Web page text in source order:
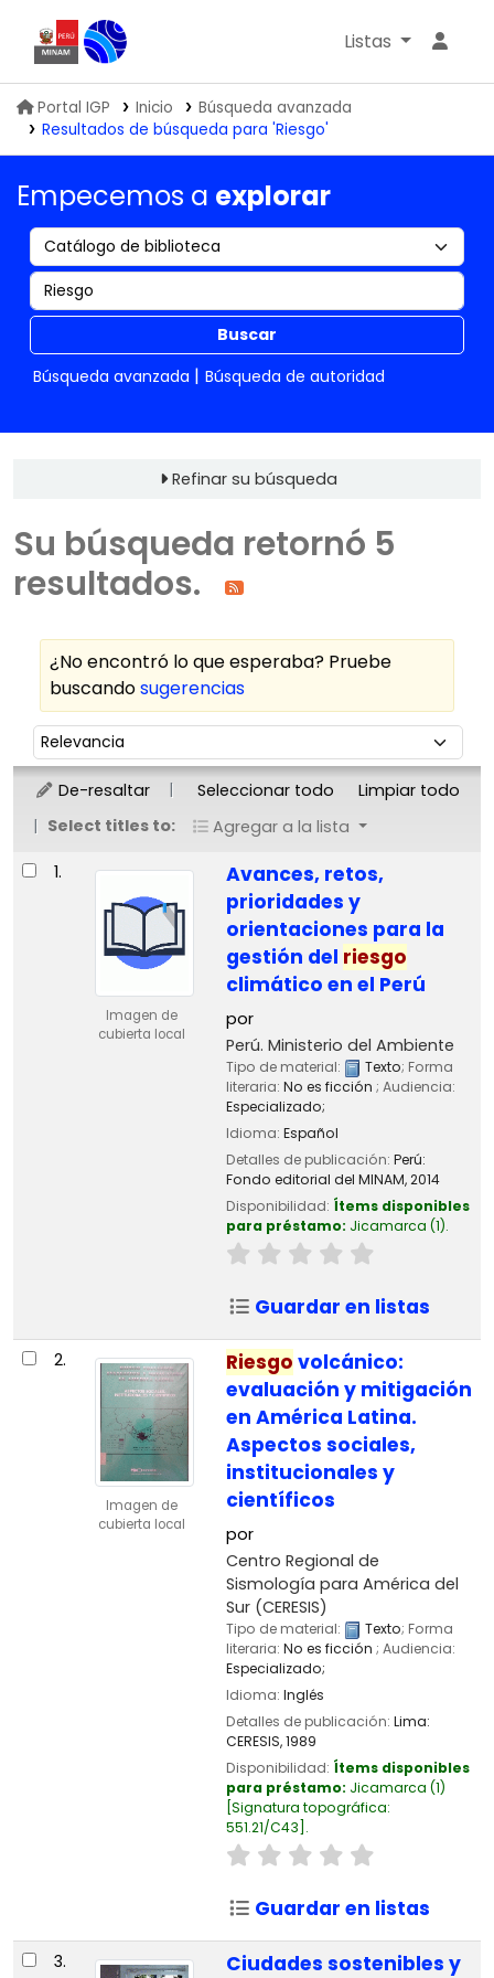
Biblioteca IGP
Listas
Portal IGP Inicio
Búsqueda avanzada
Resultados de búsqueda para 'Riesgo'
Empecemos a explorar
Buscar
Búsqueda avanzada
Búsqueda de autoridad
Refinar su búsqueda
Su búsqueda retornó 5
resultados.
¿No encontró lo que esperaba? Pruebe
buscandosugerencias
Ordenar
Ordenar por:
De-resaltar Seleccionar todo
Limpiar todo
Select titles to:
Agregar a la lista
Resultados
1.
Imagen de
cubierta local
Avances, retos,
prioridades y
orientaciones para la
gestión del riesgo
climático en el Perú
por
Perú. Ministerio del Ambiente
Tipo de material: Texto; Forma
literaria: No es ficción ; Audiencia:
Especializado;
Idioma: Español
Detalles de publicación: Perú:
Fondo editorial del MINAM,2014
Disponibilidad: Ítems disponibles
para préstamo: Jicamarca (1).
Guardar en listas
2.
Imagen de
cubierta local
Riesgo volcánico:
evaluación y mitigación
en América Latina.
Aspectos sociales,
institucionales y
científicos
por
Centro Regional de
Sismología para América del
Sur (CERESIS)
Tipo de material: Texto; Forma
literaria: No es ficción ; Audiencia:
Especializado;
Idioma: Inglés
Detalles de publicación: Lima:
CERESIS,1989
Disponibilidad: Ítems disponibles
para préstamo: Jicamarca (1)
Signatura topográfica:
551.21/C43 .
Guardar en listas
3.
Ciudades sostenibles y